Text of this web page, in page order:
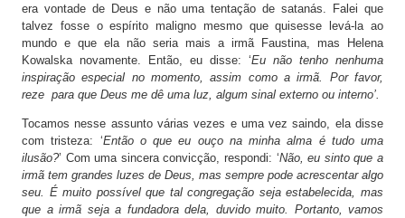
era vontade de Deus e não uma tentação de satanás. Falei que
talvez fosse o espírito maligno mesmo que quisesse levá-la ao
mundo e que ela não seria mais a irmã Faustina, mas Helena
Kowalska novamente. Então, eu disse: ‘Eu não tenho nenhuma
inspiração especial no momento, assim como a irmã. Por favor,
reze para que Deus me dê uma luz, algum sinal externo ou interno’.
Tocamos nesse assunto várias vezes e uma vez saindo, ela disse
com tristeza: ‘Então o que eu ouço na minha alma é tudo uma
ilusão?’ Com uma sincera convicção, respondi: ‘Não, eu sinto que a
irmã tem grandes luzes de Deus, mas sempre pode acrescentar algo
seu. É muito possível que tal congregação sejaestabelecida, mas
que a irmã seja a fundadora dela, duvido muito. Portanto, vamos